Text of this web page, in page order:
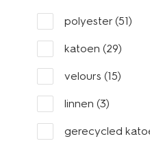
polyester (51)
katoen (29)
velours (15)
linnen (3)
gerecycled